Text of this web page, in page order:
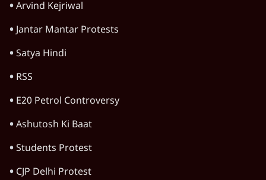
Arvind Kejriwal
Jantar Mantar Protests
Satya Hindi
RSS
E20 Petrol Controversy
Ashutosh Ki Baat
Students Protest
CJP Delhi Protest